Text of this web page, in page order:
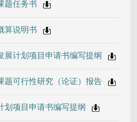
题任务书
算说明书
展计划项目申请书编写提纲
题可行性研究（论证）报告
划项目申请书编写提纲